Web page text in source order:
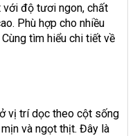
với độ tươi ngon, chất
Phù hợp cho nhiều
tìm hiểu chi tiết về
vị trí dọc theo cột sống
và ngọt thịt. Đây là